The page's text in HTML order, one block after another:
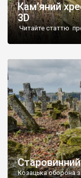
Кам’яний
3D
Читайте статтю про
Старовинний
Козацька оборона